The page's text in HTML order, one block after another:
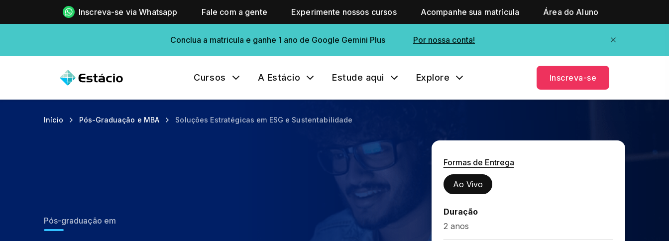
Inscreva-se via Whatsapp Fale com a gente Experimente nossos cursos Acompanhe sua matrícula Área do Aluno
Conclua a matricula e ganhe 1 ano de Google Gemini Plus Por nossa conta!
Cursos A Estácio Estude aqui Explore Inscreva-se
Início Pós-Graduação e MBA Soluções Estratégicas em ESG e Sustentabilidade
Pós-graduação em
Formas de Entrega
Ao Vivo
Duração
2 anos